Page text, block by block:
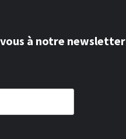
à notre newsletter